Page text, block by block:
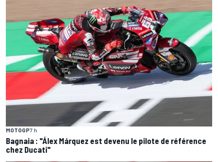
MOTOGP7 h
Bagnaia : "Álex Márquez est devenu le pilote de référence
chez Ducati"